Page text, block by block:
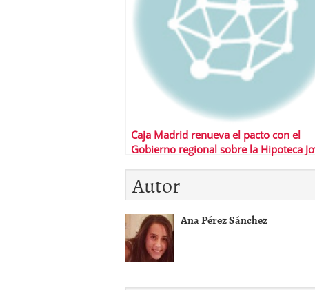
Caja Madrid renueva el pacto con el
Gobierno regional sobre la Hipoteca
Autor
Ana Pérez Sánchez